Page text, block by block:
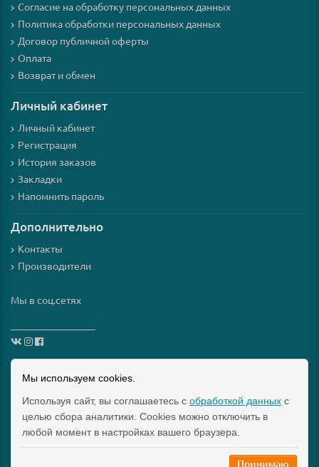
Согласие на обработку персональных данных
Политика обработки персональных данных
Договор публичной оферты
Оплата
Возврат и обмен
Личный кабинет
Личный кабинет
Регистрация
История заказов
Закладки
Напомнить пароль
Дополнительно
Контакты
Производители
Мы в соц.сетях
_________________
Схема проезда
Интернет-магазин мезороллеров и косметики для них
"Mezoroller-Info" © 2015-2019 МЕЗОРОЛЛЕР – ТВОЙ
ДОМАШНИЙ КОСМЕТОЛОГ!
Мы используем cookies.
Используя сайт, вы соглашаетесь с обработкой данных с
целью сбора аналитики. Cookies можно отключить в
любой момент в настройках вашего браузера.
Принимаю